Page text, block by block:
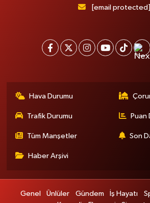
[email protected]
Hava Durumu
Trafik Durumu Puan
Tüm Manşetler Son
Haber Arşivi
Genel Ünlüler Gündem İş Hayatı